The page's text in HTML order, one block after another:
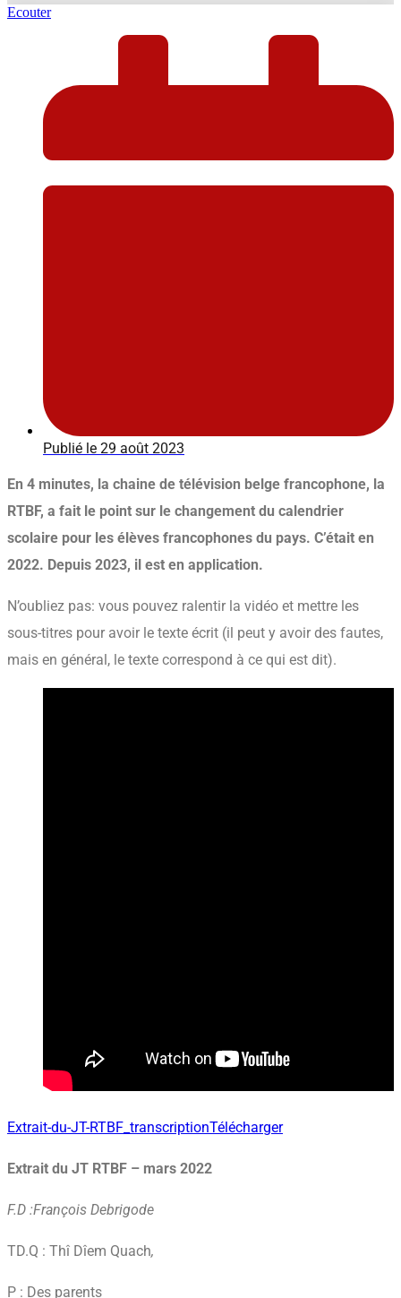
Ecouter
Publié le 29 août 2023
En 4 minutes, la chaine de télévision belge francophone, la
RTBF, a fait le point sur le changement du calendrier
scolaire pour les élèves francophones du pays. C’était en
2022. Depuis 2023, il est en application.
N’oubliez pas: vous pouvez ralentir la vidéo et mettre les
sous-titres pour avoir le texte écrit (il peut y avoir des fautes,
mais en général, le texte correspond à ce qui est dit).
Extrait-du-JT-RTBF_transcriptionTélécharger
Extrait du JT RTBF – mars 2022
F.D :François Debrigode
TD.Q : Thî Dîem Quach,
P : Des parents